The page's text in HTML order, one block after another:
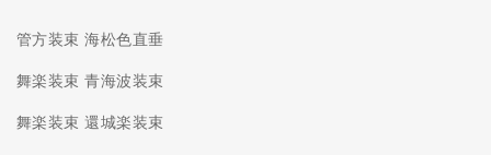
管方装束 海松色直垂
舞楽装束 青海波装束
舞楽装束 還城楽装束